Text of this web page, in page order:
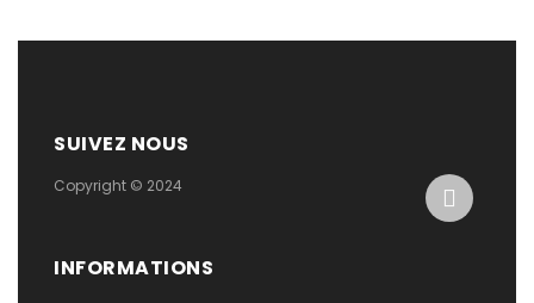
SUIVEZ NOUS
Copyright © 2024
INFORMATIONS